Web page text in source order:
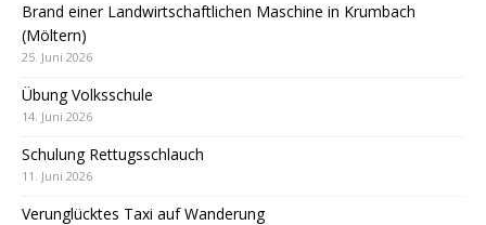
Brand einer Landwirtschaftlichen Maschine in Krumbach
(Möltern)
25. Juni 2026
Übung Volksschule
14. Juni 2026
Schulung Rettugsschlauch
11. Juni 2026
Verunglücktes Taxi auf Wanderung